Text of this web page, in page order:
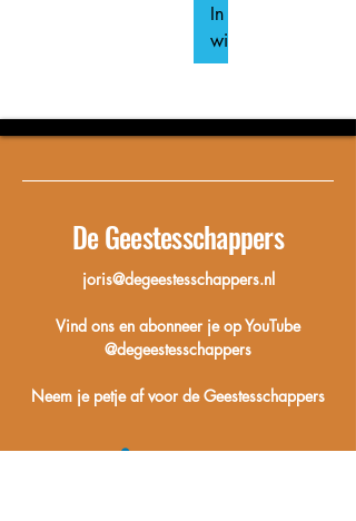
In
winkelwagen
De Geestesschappers
joris@degeestesschappers.nl
Vind ons en abonneer je op YouTube
@degeestesschappers
Neem je petje af voor de Geestesschappers